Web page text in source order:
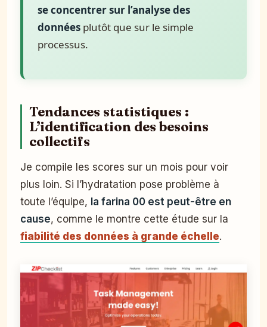
se concentrer sur l’analyse des
données plutôt que sur le simple
processus.
Tendances statistiques :
L’identification des besoins
collectifs
Je compile les scores sur un mois pour voir
plus loin. Si l’hydratation pose problème à
toute l’équipe, la farina 00 est peut-être en
cause, comme le montre cette étude sur la
fiabilité des données à grande échelle.